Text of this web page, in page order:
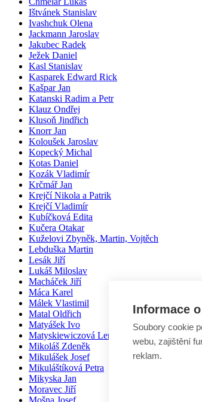
Ištvánek Stanislav
Ivashchuk Olena
Jackmann Jaroslav
Jakubec Radek
Ježek Daniel
Kasl Stanislav
Kasparek Edward Rick
Kašpar Jan
Katanski Radim a Petr
Klauz Ondřej
Klusoň Jindřich
Knorr Jan
Koloušek Jaroslav
Kopecký Michal
Kotas Daniel
Kozák Vladimír
Krčmář Jan
Krejčí Nikola a Patrik
Krejčí Vladimír
Kubíčková Edita
Kučera Otakar
Kuželovi Zbyněk, Martin, Vojtěch
Lebduška Martin
Lesák Jiří
Lukáš Miloslav
Macháček Jiří
Máca Karel
Málek Vlastimil
Matal Oldřich
Matyášek Ivo
Matyskiewiczová Lenka
Mikoláš Zdeněk
Mikulášek Josef
Mikuláštíková Petra
Mikyska Jan
Moravec Jiří
Mošna Josef
Informace
Soubory cookie
webu, zajištění
reklam.